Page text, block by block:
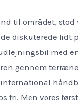
til området, stod
diskuterede lidt
med
gennem
fri. Men vores